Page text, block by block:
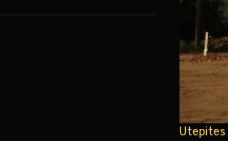
Utepites